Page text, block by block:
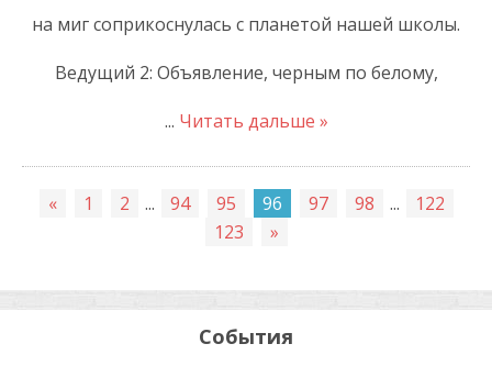
на миг соприкоснулась с планетой нашей школы.
Ведущий 2: Объявление, черным по белому,
... Читать дальше »
« 1 2 ... 94 95 96 97 98 ...
122
123
»
События